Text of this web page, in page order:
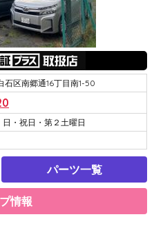
区南郷通16丁目南1-50
・祝日・第２土曜日
パーツ一覧
情報